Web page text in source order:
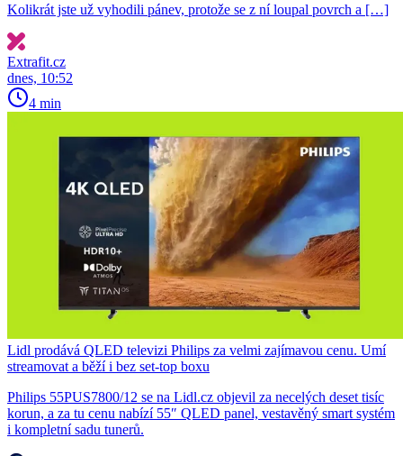
Kolikrát jste už vyhodili pánev, protože se z ní loupal povrch a […]
Extrafit.cz
dnes, 10:52
4 min
Lidl prodává QLED televizi Philips za velmi zajímavou cenu. Umí
streamovat a běží i bez set-top boxu
Philips 55PUS7800/12 se na Lidl.cz objevil za necelých deset tisíc
korun, a za tu cenu nabízí 55″ QLED panel, vestavěný smart systém
i kompletní sadu tunerů.